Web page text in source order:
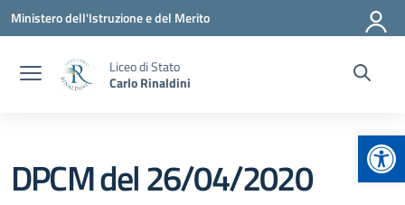
Vai ai contenuti
Vai al menu di navigazione
Vai al footer
Ministero dell'Istruzione e del Merito
Liceo di Stato
Carlo Rinaldini
DPCM del 26/04/2020